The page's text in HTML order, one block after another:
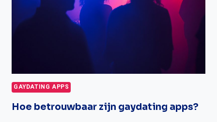
REGELS
GAYDATING APPS
Hoe betrouwbaar zijn gaydating apps?